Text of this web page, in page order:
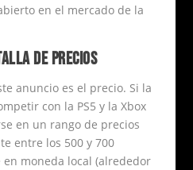
en el mercado de la
DE PRECIOS
anuncio es el precio. Si la
con la PS5 y la Xbox
en un rango de precios
entre los 500 y 700
moneda local (alrededor